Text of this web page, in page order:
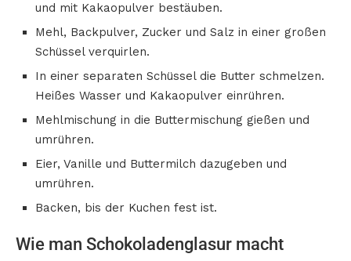
und mit Kakaopulver bestäuben.
Mehl, Backpulver, Zucker und Salz in einer großen
Schüssel verquirlen.
In einer separaten Schüssel die Butter schmelzen.
Heißes Wasser und Kakaopulver einrühren.
Mehlmischung in die Buttermischung gießen und
umrühren.
Eier, Vanille und Buttermilch dazugeben und
umrühren.
Backen, bis der Kuchen fest ist.
Wie man Schokoladenglasur macht